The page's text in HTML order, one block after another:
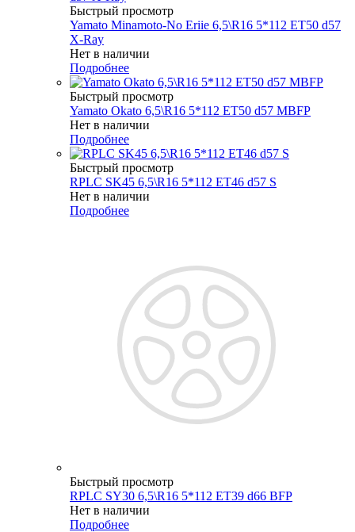
Быстрый просмотр
Yamato Minamoto-No Eriie 6,5\R16 5*112 ET50 d57
X-Ray
Нет в наличии
Подробнее
Быстрый просмотр
Yamato Okato 6,5\R16 5*112 ET50 d57 MBFP
Нет в наличии
Подробнее
Быстрый просмотр
RPLC SK45 6,5\R16 5*112 ET46 d57 S
Нет в наличии
Подробнее
Быстрый просмотр
RPLC SY30 6,5\R16 5*112 ET39 d66 BFP
Нет в наличии
Подробнее